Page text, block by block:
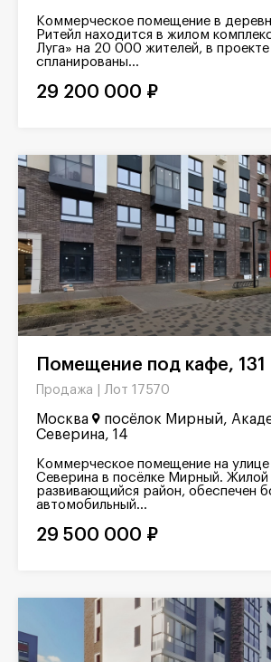
Коммерческое помещение в
Ритейл находится в жилом
Луга» на 20 000 жителей, в проекте
спланированы...
29 200 000 ₽
Помещение под кафе, 131
Продажа | Лот 17570
Москва
посёлок Мирный,
Северина, 14
Коммерческое помещение на
Северина в посёлке Мирный. Жилой
развивающийся район, обеспечен
автомобильный...
29 500 000 ₽